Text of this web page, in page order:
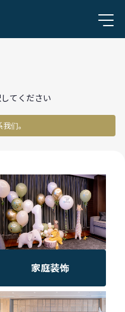
てください
们。
家庭装饰